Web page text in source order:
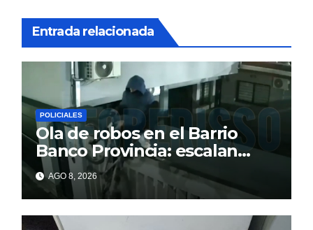
Entrada relacionada
POLICIALES
Ola de robos en el Barrio
Banco Provincia: escalan
paredes en la noche y nadie
responde
AGO 8, 2026